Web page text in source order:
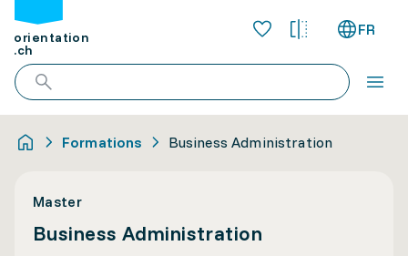
orientation
.ch
FR
Formations Business Administration
Master
Business Administration